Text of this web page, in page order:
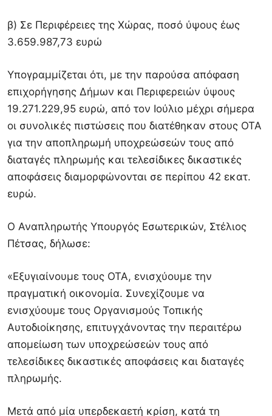
β) Σε Περιφέρειες της Χώρας, ποσό ύψους έως
3.659.987,73 ευρώ
Υπογραμμίζεται ότι, με την παρούσα απόφαση
επιχορήγησης Δήμων και Περιφερειών ύψους
19.271.229,95 ευρώ, από τον Ιούλιο μέχρι σήμερα
οι συνολικές πιστώσεις που διατέθηκαν στους ΟΤΑ
για την αποπληρωμή υποχρεώσεών τους από
διαταγές πληρωμής και τελεσίδικες δικαστικές
αποφάσεις διαμορφώνονται σε περίπου 42 εκατ.
ευρώ.
Ο Αναπληρωτής Υπουργός Εσωτερικών, Στέλιος
Πέτσας, δήλωσε:
«Εξυγιαίνουμε τους ΟΤΑ, ενισχύουμε την
πραγματική οικονομία. Συνεχίζουμε να
ενισχύουμε τους Οργανισμούς Τοπικής
Αυτοδιοίκησης, επιτυγχάνοντας την περαιτέρω
απομείωση των υποχρεώσεών τους από
τελεσίδικες δικαστικές αποφάσεις και διαταγές
πληρωμής.
Μετά από μία υπερδεκαετή κρίση, κατά τη